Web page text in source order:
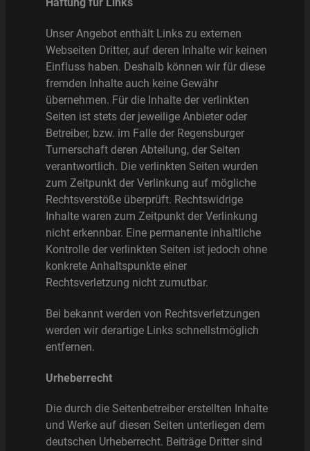
Unser Angebot enthält Links zu externen
Webseiten Dritter, auf deren Inhalte wir keinen
Einfluss haben. Deshalb können wir für diese
fremden Inhalte auch keine Gewähr
übernehmen. Für die Inhalte der verlinkten
Seiten ist stets der jeweilige Anbieter oder
Betreiber, bzw. im Falle der Regensburger
Turnerschaft deren Abteilung, der Seiten
verantwortlich. Die verlinkten Seiten wurden
zum Zeitpunkt der Verlinkung auf mögliche
Rechtsverstöße überprüft. Rechtswidrige
Inhalte waren zum Zeitpunkt der Verlinkung
nicht erkennbar. Eine permanente inhaltliche
Kontrolle der verlinkten Seiten ist jedoch ohne
konkrete Anhaltspunkte einer
Rechtsverletzung nicht zumutbar.
Bei bekannt werden von Rechtsverletzungen
werden wir derartige Links schnellstmöglich
entfernen.
Urheberrecht
Die durch die Seitenbetreiber erstellten Inhalte
und Werke auf diesen Seiten unterliegen dem
deutschen Urheberrecht. Beiträge Dritter sind